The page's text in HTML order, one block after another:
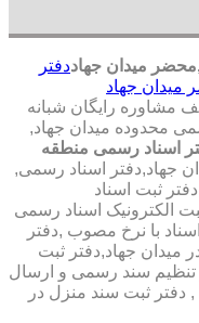
میدان جهاددفتر
میدان جهاد
تخفیف مشاوره رايگان شبانه
محدوده میدان جهاد,
اسناد رسمی منطقه
جهاد,دفتر اسناد رسمی,
ثبت اسناد
الکترونیک اسناد رسمی
با نرخ مصوب ,دفتر
میدان جهاد,دفتر ثبت
سند رسمی و ارسال
دفتر ثبت سند منزل در